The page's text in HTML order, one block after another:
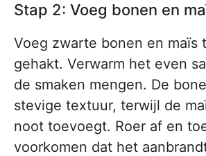
Stap 2: Voeg bonen en
Voeg zwarte bonen en maïs
gehakt. Verwarm het even
de smaken mengen. De
stevige textuur, terwijl de
noot toevoegt. Roer af en
voorkomen dat het